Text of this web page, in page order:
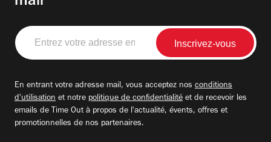
Entrez
votre
adresse
En entrant votre adresse mail, vous acceptez nos conditions
d'utilisation et notre politique de confidentialité et de recevoir les
emails de Time Out à propos de l'actualité, évents, offres et
promotionnelles de nos partenaires.